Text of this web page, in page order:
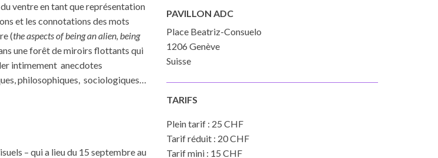
du ventre en tant que représentation
et les connotations des mots
(the aspects of being an alien, being
une forêt de miroirs flottants qui
intimement anecdotes
philosophiques, sociologiques…
– qui a lieu du 15 septembre au
PAVILLON ADC
Place Beatriz-Consuelo
1206 Genève
Suisse
TARIFS
Plein tarif : 25 CHF
Tarif réduit : 20 CHF
Tarif mini : 15 CHF